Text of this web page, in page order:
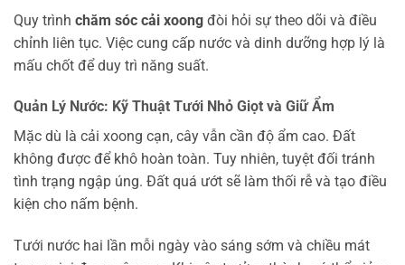
Quy trình chăm sóc cải xoong đòi hỏi sự theo dõi và điều
chỉnh liên tục. Việc cung cấp nước và dinh dưỡng hợp lý là
mấu chốt để duy trì năng suất.
Quản Lý Nước: Kỹ Thuật Tưới Nhỏ Giọt và Giữ Ẩm
Mặc dù là cải xoong cạn, cây vẫn cần độ ẩm cao. Đất
không được để khô hoàn toàn. Tuy nhiên, tuyệt đối tránh
tình trạng ngập úng. Đất quá ướt sẽ làm thối rễ và tạo điều
kiện cho nấm bệnh.
Tưới nước hai lần mỗi ngày vào sáng sớm và chiều mát